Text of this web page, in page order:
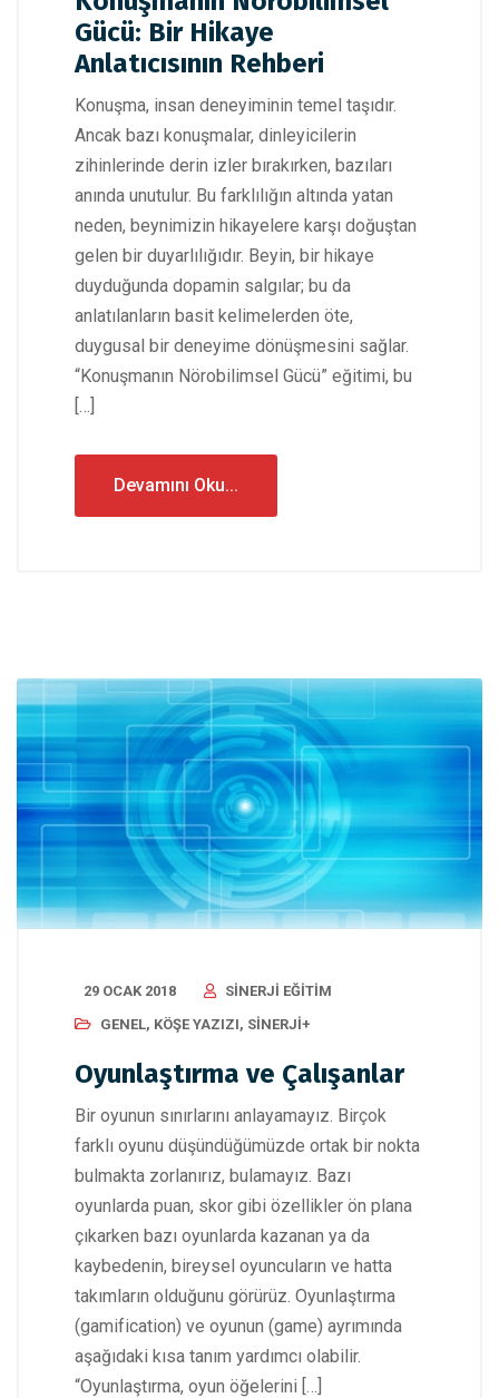
Gücü: Bir Hikaye
Anlatıcısının Rehberi
Konuşma, insan deneyiminin temel taşıdır.
Ancak bazı konuşmalar, dinleyicilerin
zihinlerinde derin izler bırakırken, bazıları
anında unutulur. Bu farklılığın altında yatan
neden, beynimizin hikayelere karşı doğuştan
gelen bir duyarlılığıdır. Beyin, bir hikaye
duyduğunda dopamin salgılar; bu da
anlatılanların basit kelimelerden öte,
duygusal bir deneyime dönüşmesini sağlar.
“Konuşmanın Nörobilimsel Gücü” eğitimi, bu
[…]
Devamını Oku...
29 OCAK 2018
SINERJI EĞITIM
GENEL, KÖŞE YAZIZI, SINERJI+
Oyunlaştırma ve Çalışanlar
Bir oyunun sınırlarını anlayamayız. Birçok
farklı oyunu düşündüğümüzde ortak bir nokta
bulmakta zorlanırız, bulamayız. Bazı
oyunlarda puan, skor gibi özellikler ön plana
çıkarken bazı oyunlarda kazanan ya da
kaybedenin, bireysel oyuncuların ve hatta
takımların olduğunu görürüz. Oyunlaştırma
(gamification) ve oyunun (game) ayrımında
aşağıdaki kısa tanım yardımcı olabilir.
“Oyunlaştırma, oyun öğelerini […]